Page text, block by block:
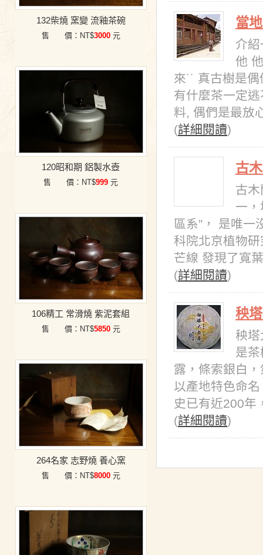
132柴燒 窯變 流釉茶碗
售 價：NT$3000 元
120昭和期 鋁製水壺
售 價：NT$999 元
106精工 常滑燒 紫泥套組
售 價：NT$5850 元
264名家 志野燒 養心窯
售 價：NT$8000 元
當
介
他
來˙˙ 真古樹是
有什麼茶一定
料, 偶們是最放
(詳細閱讀)
古
古
一
區系”， 是唯一
科院北京植物
芒線 發現了寬
(詳細閱讀)
秧
秧
是
露，條索銀白
以產地特色命
史已有近200年
(詳細閱讀)